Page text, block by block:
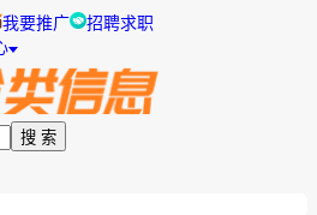
我要推广
招聘求职
搜 索